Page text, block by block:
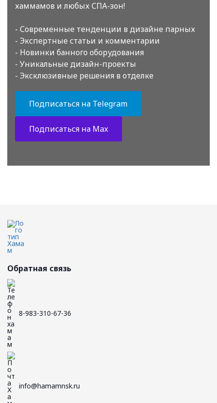
хаммамов и любых СПА-зон!
- Современные тенденции в дизайне парных
- Экспертные статьи и комментарии
- Новинки банного оборудования
- Уникальные дизайн-проекты
- Эксклюзивные решения в отделке
Подписаться на Telegram
Подписаться на Max
Обратная связь
8-983-310-67-36
info@hamamnsk.ru